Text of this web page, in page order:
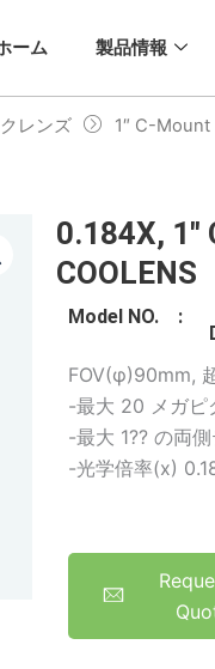
ーム 製品情報
レンズ 1″ C-Mount
0.184X, 1"
COOLENS
Model NO. :
FOV(φ)90mm,
-最大 20 メガピ
-最大 1?? の両
-光学倍率(x)